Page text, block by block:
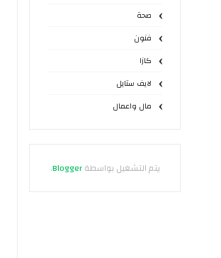
صحة
فنون
كازا
لايف ستايل
مال واعمال
يتم التشغيل بواسطةBlogger
.